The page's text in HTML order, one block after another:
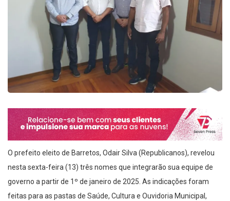
O prefeito eleito de Barretos, Odair Silva (Republicanos), revelou
nesta sexta-feira (13) três nomes que integrarão sua equipe de
governo a partir de 1º de janeiro de 2025. As indicações foram
feitas para as pastas de Saúde, Cultura e Ouvidoria Municipal,